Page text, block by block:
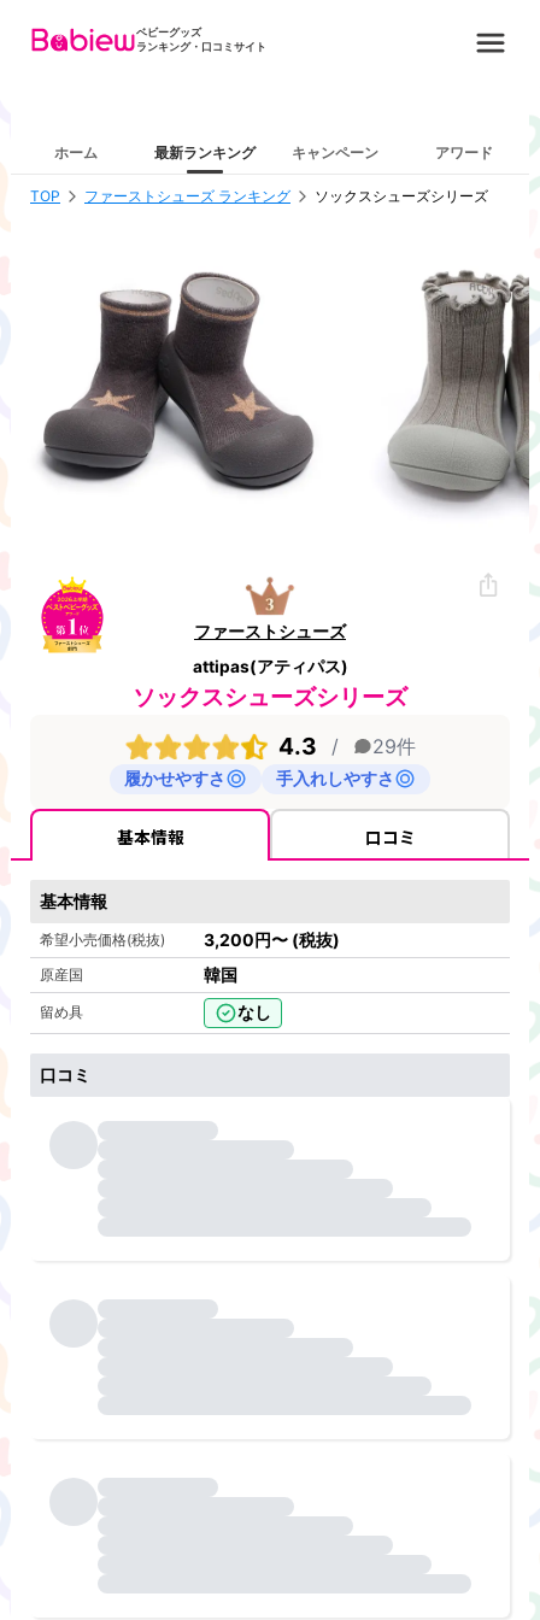
ベビーグッズ
ランキング・口コミサイト
ホーム 最新ランキング キャンペーン アワード
TOP ファーストシューズ ランキング ソックスシューズシリーズ
ファーストシューズ
attipas(アティパス)
ソックスシューズシリーズ
4.3
/ 29件
履かせやすさ 手入れしやすさ
基本情報 口コミ
基本情報
希望小売価格(税抜) 3,200円〜 (税抜)
原産国 韓国
留め具 なし
口コミ